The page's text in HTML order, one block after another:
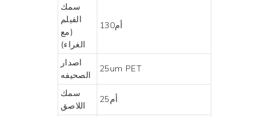
سمك
الفيلم
(مع
الغراء)
أم130
اصدار
الصحيفه
25um PET
سمك
اللاصق
أم25